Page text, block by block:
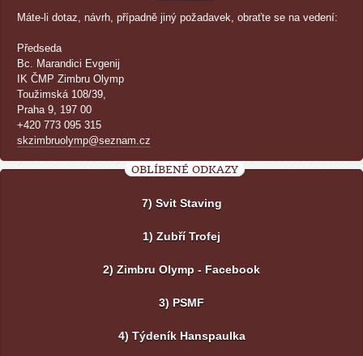
Máte-li dotaz, návrh, případně jiný požadavek, obraťte se na vedení:
Předseda
Bc. Marandici Evgenij
IK ČMP Zimbru Olymp
Toužimská 108/39,
Praha 9, 197 00
+420 773 095 315
skzimbruolymp@seznam.cz
OBLÍBENÉ ODKAZY
7) Svit Staving
1) Zubří Trofej
2) Zimbru Olymp - Facebook
3) PSMF
4) Týdeník Hanspaulka